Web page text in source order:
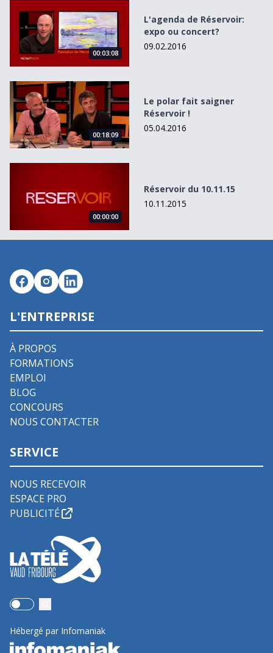
00:03:08
L'agenda de Réservoir:
expo ou concert?
09.02.2016
Le polar fait saigner Réservoir !
00:18:09
Le polar fait saigner
Réservoir !
05.04.2016
00:00:00
Réservoir du 10.11.15
10.11.2015
L'ENTREPRISE
À PROPOS
FORMATIONS
EMPLOI
BLOG
CONCOURS
NOUS CONTACTER
SERVICE
NOUS RECEVOIR
ESPACE PRO
PUBLICITÉ
Use setting
Hébergé par Infomaniak